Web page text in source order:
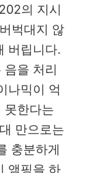
의 지시
벅대지 않
버립니다.
음을 처리
나믹이 억
못한다는
만으로는
충분하게
앰핑을 하